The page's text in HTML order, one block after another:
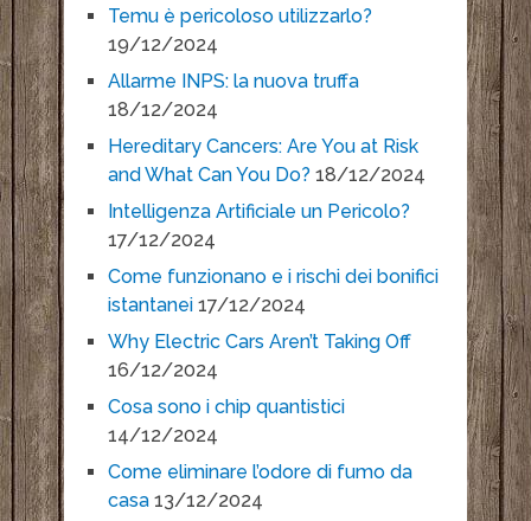
Temu è pericoloso utilizzarlo?
19/12/2024
Allarme INPS: la nuova truffa
18/12/2024
Hereditary Cancers: Are You at Risk
and What Can You Do? 18/12/2024
Intelligenza Artificiale un Pericolo?
17/12/2024
Come funzionano e i rischi dei bonifici
istantanei 17/12/2024
Why Electric Cars Aren’t Taking Off
16/12/2024
Cosa sono i chip quantistici
14/12/2024
Come eliminare l’odore di fumo da
casa 13/12/2024